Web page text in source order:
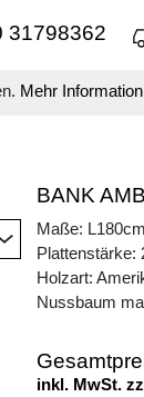
Mehr Information
31798362
BANK
Maße:
Plattenstärke:
Holzart:
Nussbaum
inkl. MwSt.